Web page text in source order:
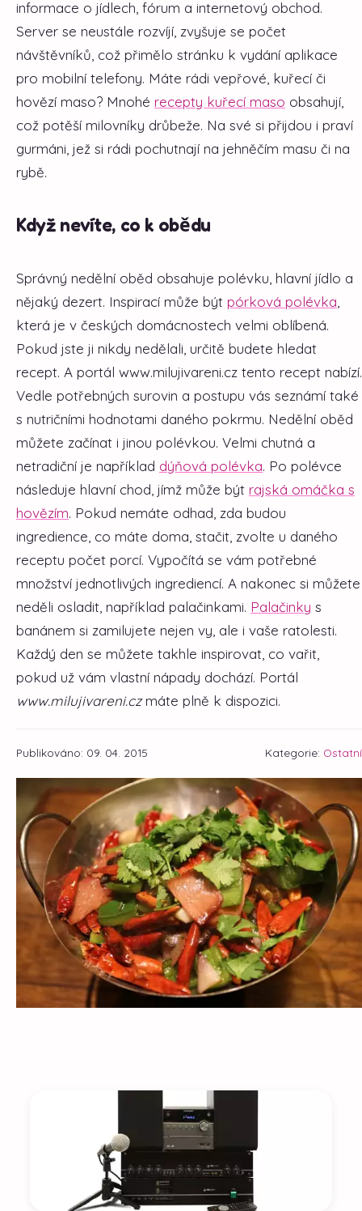
informace o jídlech, fórum a internetový obchod.
Server se neustále rozvíjí, zvyšuje se počet
návštěvníků, což přimělo stránku k vydání aplikace
pro mobilní telefony. Máte rádi vepřové, kuřecí či
hovězí maso? Mnohé recepty kuřecí maso obsahují,
což potěší milovníky drůbeže. Na své si přijdou i praví
gurmáni, jež si rádi pochutnají na jehněčím masu či na
rybě.
Když nevíte, co k obědu
Správný nedělní oběd obsahuje polévku, hlavní jídlo a
nějaký dezert. Inspirací může být pórková polévka
která je v českých domácnostech velmi oblíbená.
Pokud jste ji nikdy nedělali, určitě budete hledat
recept. A portál www.milujivareni.cz tento recept nabízí.
Vedle potřebných surovin a postupu vás seznámí také
s nutričními hodnotami daného pokrmu. Nedělní oběd
můžete začínat i jinou polévkou. Velmi chutná a
netradiční je například dýňová polévka. Po polévce
následuje hlavní chod, jímž může být rajská omáčka s
hovězím. Pokud nemáte odhad, zda budou
ingredience, co máte doma, stačit, zvolte u daného
receptu počet porcí. Vypočítá se vám potřebné
množství jednotlivých ingrediencí. A nakonec si můžete
neděli osladit, například palačinkami. Palačinky s
banánem si zamilujete nejen vy, ale i vaše ratolesti.
Každý den se můžete takhle inspirovat, co vařit,
pokud už vám vlastní nápady dochází. Portál
www.milujivareni.czmáte plně k dispozici.
Publikováno: 09. 04. 2015 Kategorie: Ostatní